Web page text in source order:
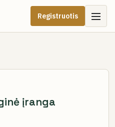
Registruotis
įranga